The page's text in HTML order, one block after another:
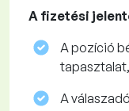
A fizetési
A pozíció
A